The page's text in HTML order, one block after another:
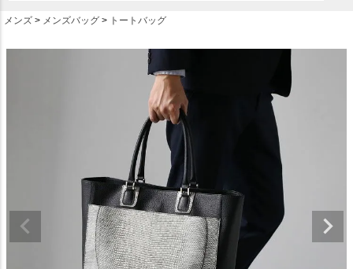
メンズ メンズバッグ トートバッグ